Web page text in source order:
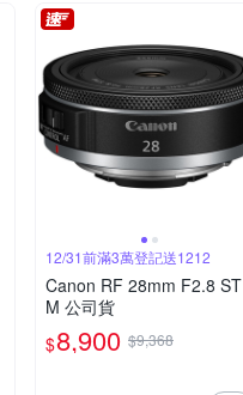
12/31前滿3萬登記送1212
Canon RF 28mm F2.8 ST
M 公司貨
$8,900 $9,368